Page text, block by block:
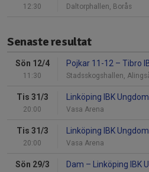
12:30 Daltorphallen, Borås
Senaste resultat
Sön 12/4
11:30
Pojkar 11-12 – Tibro
Stadsskogshallen,
Tis 31/3
20:00
Linköping IBK Ungdom
Vasa Arena
Tis 31/3
20:00
Linköping IBK Ungdom
Vasa Arena
Sön 29/3 Dam – Linköping IBK